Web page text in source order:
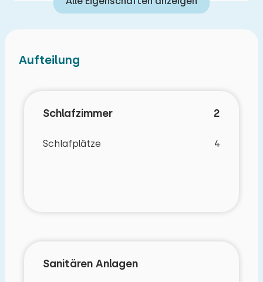
Aufteilung
Schlafzimmer 2
Schlafplätze 4
Sanitären Anlagen